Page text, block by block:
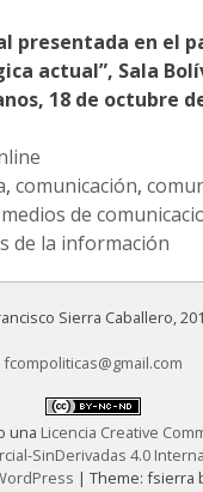
presentada en el
actual”, Sala
18 de octubre
, comunicación,
medios de
de la información
Sierra Caballero,
fcompoliticas@gmail.com
una Licencia Creative
SinDerivadas 4.0
| Theme: fsierra